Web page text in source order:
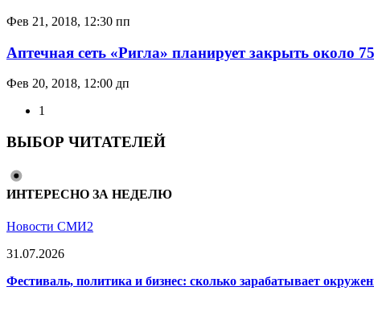
Фев 21, 2018, 12:30 пп
Аптечная сеть «Ригла» планирует закрыть около
Фев 20, 2018, 12:00 дп
1
ВЫБОР ЧИТАТЕЛЕЙ
ИНТЕРЕСНО ЗА НЕДЕЛЮ
Новости СМИ2
31.07.2026
Фестиваль, политика и бизнес: сколько зарабатывает